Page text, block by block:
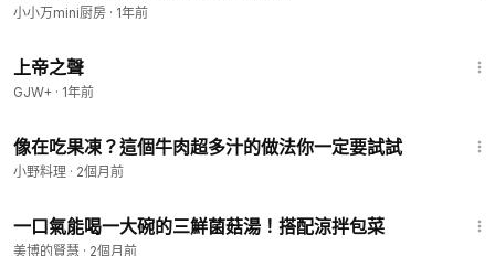
小小万mini厨房 · 1年前
上帝之聲
GJW+ · 1年前
像在吃果凍？這個牛肉超多汁的做法你一定要試試
小野料理 · 2個月前
一口氣能喝一大碗的三鮮菌菇湯！搭配涼拌包菜
美博的賢慧 · 2個月前